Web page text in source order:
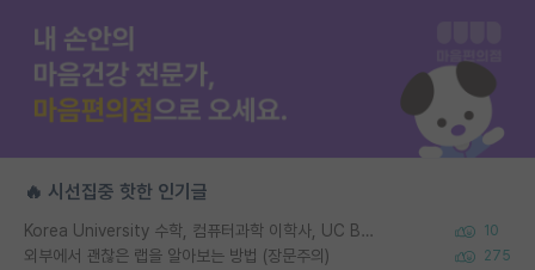
🔥 시선집중 핫한 인기글
Korea University 수학, 컴퓨터과학 이학사, UC Berkeley 산업공학 대학원 공학박사가 되는 것은 쉽지 않겠죠? 10
외부에서 괜찮은 랩을 알아보는 방법 (장문주의) 275